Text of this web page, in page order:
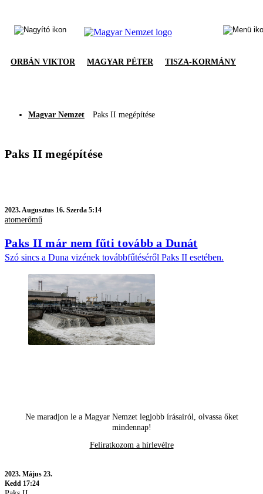
ORBÁN VIKTOR MAGYAR PÉTER TISZA-KORMÁNY
Magyar Nemzet Paks II megépítése
Paks II megépítése
2023.Augusztus 16. Szerda 5:14
atomerőmű
Paks II már nem fűti tovább a Dunát
Szó sincs a Duna vizének továbbfűtéséről Paks II esetében.
Ne maradjon le a Magyar Nemzet legjobb írásairól, olvassa őket
mindennap!
Feliratkozom a hírlevélre
2023. Május 23.
Kedd 17:24